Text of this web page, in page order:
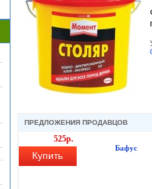
ПРЕДЛОЖЕНИЯ ПРОДАВЦОВ
525р.
Купить
Бафус